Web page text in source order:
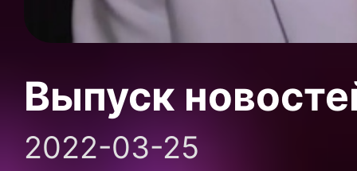
Выпуск
2022-03-25